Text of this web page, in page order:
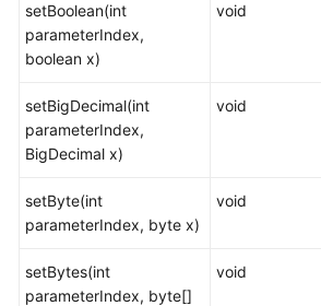
应
发
JDBC
参
setBoolean(int
parameterIndex,
boolean x)
void
setBigDecimal(int
parameterIndex,
BigDecimal x)
void
setByte(int
parameterIndex, byte x)
void
setBytes(int
parameterIndex, byte[]
void